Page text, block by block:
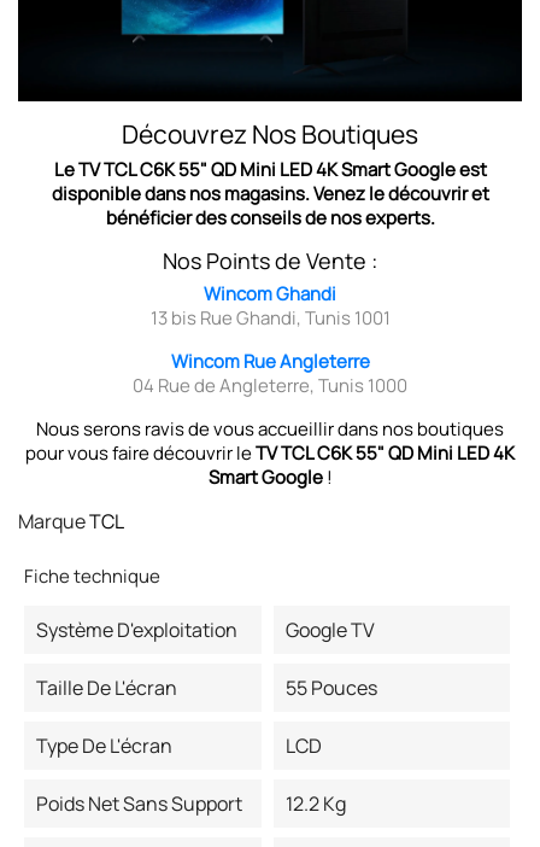
Découvrez Nos Boutiques
Le TV TCL C6K 55" QD Mini LED 4K Smart Google est
disponible dans nos magasins. Venez le découvrir et
bénéficier des conseils de nos experts.
Nos Points de Vente :
Wincom Ghandi
13 bis Rue Ghandi, Tunis 1001
Wincom Rue Angleterre
04 Rue de Angleterre, Tunis 1000
Nous serons ravis de vous accueillir dans nos boutiques
pour vous faire découvrir leTV TCL C6K 55" QD Mini LED 4K
Smart Google!
MarqueTCL
Fiche technique
Système D'exploitation Google TV
Taille De L'écran 55 Pouces
Type De L'écran LCD
Poids Net Sans Support 12.2 Kg